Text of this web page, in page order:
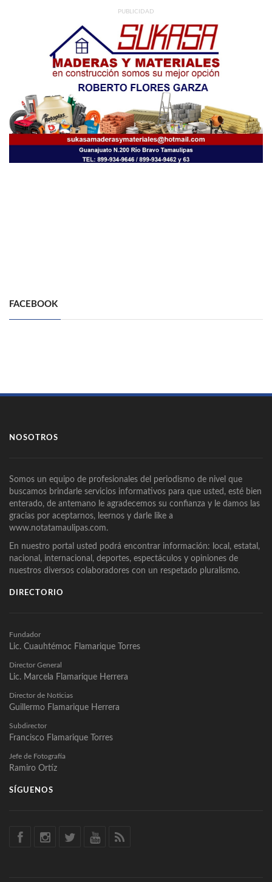
PUBLICIDAD
FACEBOOK
NOSOTROS
Somos un equipo de profesionales del periodismo de nivel que
buscamos brindarle servicios informativos para que usted, esté bien
enterado, de antemano le agradecemos su confianza y le damos las
gracias por aceptarnos, leernos y darle like a
www.notatamaulipas.com.
En nuestro portal usted podrá encontrar información: local, estatal,
nacional, internacional, deportes, espectáculos y opiniones de
nuestros diversos colaboradores con un respetado pluralismo.
DIRECTORIO
Fundador
Lic. Cuauhtémoc Flamarique Torres
Director General
Lic. Marcela Flamarique Herrera
Director de Noticias
Guillermo Flamarique Herrera
Subdirector
Francisco Flamarique Torres
Jefe de Fotografía
Ramiro Ortíz
SÍGUENOS